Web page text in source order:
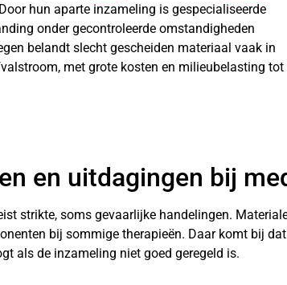
hun aparte inzameling is gespecialiseerde
onder gecontroleerde omstandigheden
belandt slecht gescheiden materiaal vaak in
met grote kosten en milieubelasting tot
en uitdagingen bij
strikte, soms gevaarlijke handelingen.
bij sommige therapieën. Daar komt bij
als de inzameling niet goed geregeld is.